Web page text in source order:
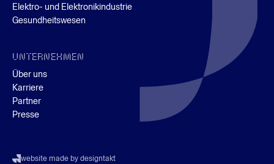
Elektro- und Elektronikindustrie
Gesundheitswesen
UNTERNEHMEN
Über uns
Karriere
Partner
Presse
website made by designtakt